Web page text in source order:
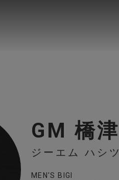
GM 橋津
ジーエム ハシツ
MEN'S BIGI